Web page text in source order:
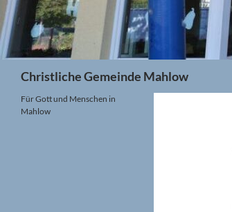
Christliche Gemeinde Mahlow
Für Gott und Menschen in
Mahlow